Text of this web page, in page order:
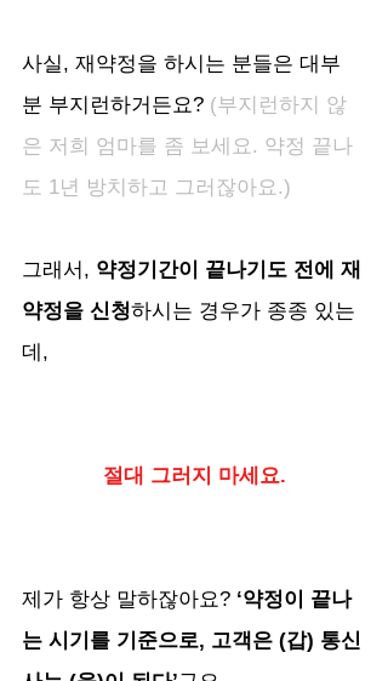
사실, 재약정을 하시는 분들은 대부
분 부지런하거든요? (부지런하지 않
은 저희 엄마를 좀 보세요. 약정 끝나
도 1년 방치하고 그러잖아요.)
그래서, 약정기간이 끝나기도 전에 재
약정을 신청하시는 경우가 종종 있는
데,
절대 그러지 마세요.
제가 항상 말하잖아요? ‘약정이 끝나
는 시기를 기준으로, 고객은 (갑) 통신